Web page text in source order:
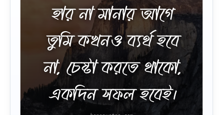
হার না মানার আগে
তুমি কখনও ব্যর্থ হবে
না, চেষ্টা করতে থাকো,
একদিন সফল হবেই।